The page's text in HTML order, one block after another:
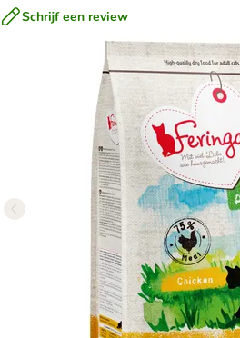
Schrijf een review